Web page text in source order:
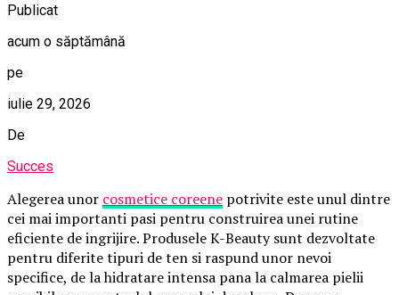
Publicat
acum o săptămână
pe
iulie 29, 2026
De
Succes
Alegerea unor cosmetice coreene potrivite este unul dintre
cei mai importanti pasi pentru construirea unei rutine
eficiente de ingrijire. Produsele K-Beauty sunt dezvoltate
pentru diferite tipuri de ten si raspund unor nevoi
specifice, de la hidratare intensa pana la calmarea pielii